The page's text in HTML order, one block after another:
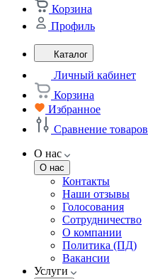
Корзина
Профиль
Каталог
Личный кабинет
Корзина
Избранное
Сравнение товаров
О нас
О нас
Контакты
Наши отзывы
Голосования
Сотрудничество
О компании
Политика (ПД)
Вакансии
Услуги